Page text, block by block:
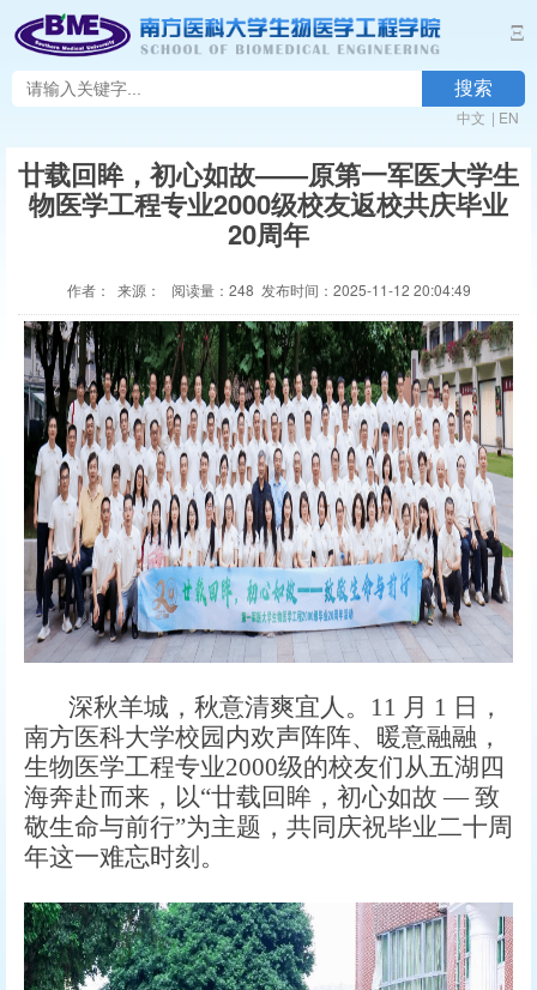
Ξ
搜索
中文 | EN
廿载回眸，初心如故——原第一军医大学生
物医学工程专业2000级校友返校共庆毕业
20周年
作者： 来源： 阅读量： 248 发布时间：2025-11-12 20:04:49
深秋羊城，秋意清爽宜人。11 月 1 日，
南方医科大学校园内欢声阵阵、暖意融融，
生物医学工程专业2000级的校友们从五湖四
海奔赴而来，以“廿载回眸，初心如故—致
敬生命与前行”为主题 ，共同庆祝毕业二十周
年这一难忘时刻。